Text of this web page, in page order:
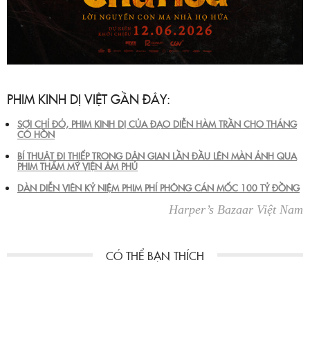
PHIM KINH DỊ VIỆT GẦN ĐÂY:
SỢI CHỈ ĐỎ, PHIM KINH DỊ CỦA ĐẠO DIỄN HÀM TRẦN CHO THÁNG
CÔ HỒN
BÍ THUẬT ĐI THIẾP TRONG DÂN GIAN LẦN ĐẦU LÊN MÀN ẢNH QUA
PHIM THẨM MỸ VIỆN ÂM PHỦ
DÀN DIỄN VIÊN KỶ NIỆM PHIM PHÍ PHÔNG CÁN MỐC 100 TỶ ĐỒNG
Harper’s Bazaar Việt Nam